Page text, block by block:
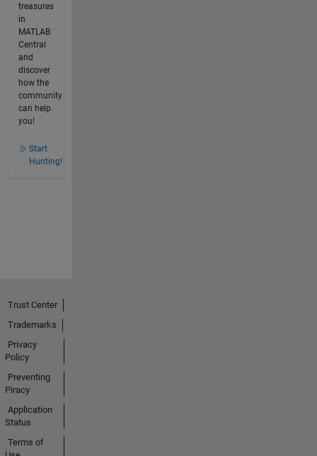
treasures
in
MATLAB
Central
and
discover
how the
community
can help
you!
Start
Hunting!
Trust Center
Trademarks
Privacy
Policy
Preventing
Piracy
Application
Status
Terms of